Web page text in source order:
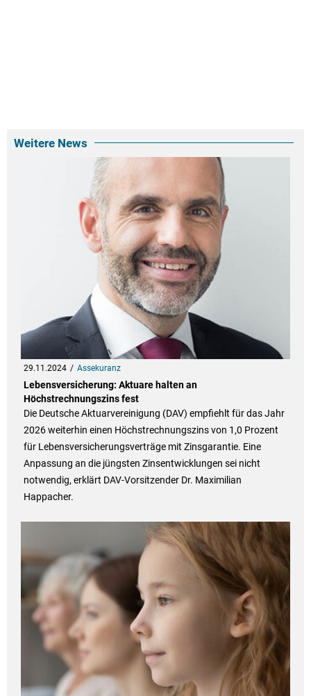
Weitere News
29.11.2024 Assekuranz
Lebensversicherung: Aktuare halten an
Höchstrechnungszins fest
Die Deutsche Aktuarvereinigung (DAV) empfiehlt für das Jahr
2026 weiterhin einen Höchstrechnungszins von 1,0 Prozent
für Lebensversicherungsverträge mit Zinsgarantie. Eine
Anpassung an die jüngsten Zinsentwicklungen sei nicht
notwendig, erklärt DAV-Vorsitzender Dr. Maximilian
Happacher.